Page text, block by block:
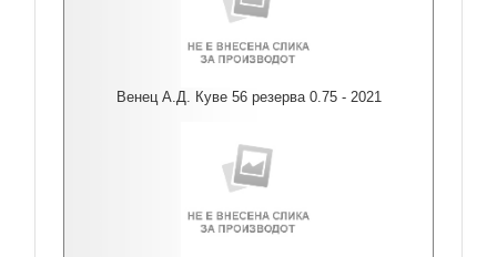
Венец А.Д. Куве 56 резерва 0.75 - 2021